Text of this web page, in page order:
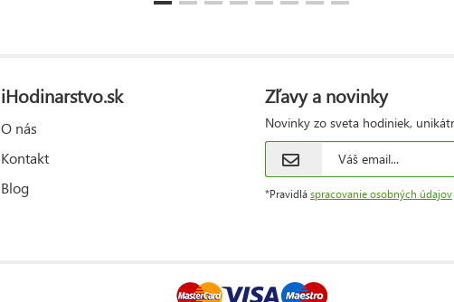
iHodinarstvo.sk
O nás
Kontakt
Blog
Zľavy a novinky
Novinky zo sveta hodiniek,
*Pravidlá spracovanie osobných údajov